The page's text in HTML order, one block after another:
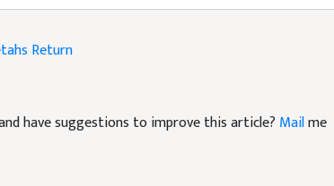
have suggestions to improve this article?